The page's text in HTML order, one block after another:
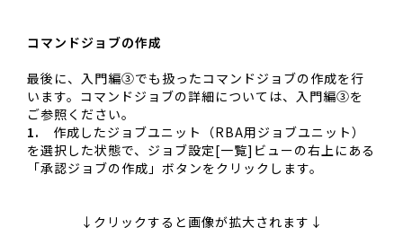
コマンドジョブの作成
最後に、入門編③でも扱ったコマンドジョブの作成を行
います。コマンドジョブの詳細については、入門編③を
ご参照ください。
1. 作成したジョブユニット（RBA用ジョブユニット）
を選択した状態で、ジョブ設定[一覧]ビューの右上にある
「承認ジョブの作成」ボタンをクリックします。
↓クリックすると画像が拡大されます↓